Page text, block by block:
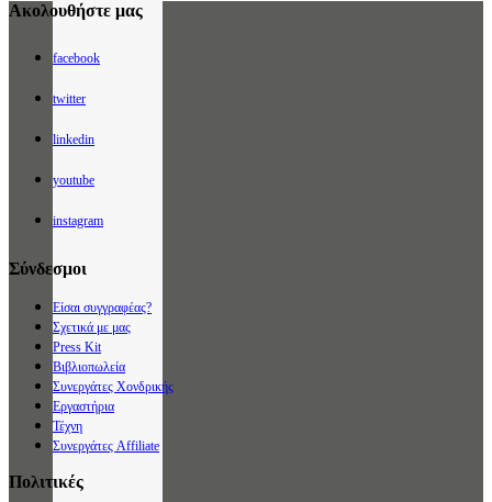
Ακολουθήστε μας
facebook
twitter
linkedin
youtube
instagram
Σύνδεσμοι
Είσαι συγγραφέας?
Σχετικά με μας
Press Kit
Βιβλιοπωλεία
Συνεργάτες Χονδρικής
Εργαστήρια
Τέχνη
Συνεργάτες Affiliate
Πολιτικές